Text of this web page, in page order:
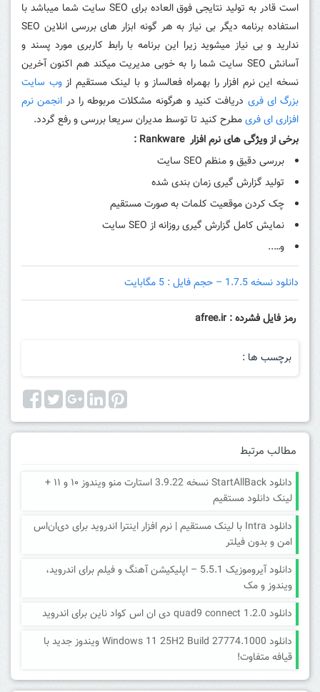
است قادر به تولید نتایجی فوق العاده برای SEO سایت شما میباشد با
استفاده برنامه دیگر بی نیاز به هر گونه ابزار های بررسی انلاین SEO
ندارید و بی نیاز میشوید زیرا این برنامه با رابط کاربری مورد پسند و
آسانش SEO سایت شما را به خوبی مدیریت میکند هم اکنون آخرین
نسخه این نرم افزار را بهمراه فعالساز و با لینک مستقیم ازوب سایت
بزرگ ای فری دریافت کنید و هرگونه مشکلات مربوطه را در انجمن نرم
افزاری ای فریمطرح کنید تا توسط مدیران سریعا بررسی و رفع گردد.
برخی از ویژگی های نرم افزار Rankware :
بررسی دقیق و منظم SEO سایت
تولید گزارش گیری زمان بندی شده
چک کردن موقعیت کلمات به صورت مستقیم
نمایش کامل گزارش گیری روزانه از SEO سایت
و…..
دانلود نسخه 1.7.5 – حجم فایل : 5 مگابایت
رمز فایل فشرده : afree.ir
برچسب ها :
مطالب مرتبط
دانلود StartAllBack نسخه 3.9.22 استارت منو ویندوز ۱۰ و ۱۱ +
لینک دانلود مستقیم
دانلود Intra با لینک مستقیم | نرم افزار اینترا اندروید برای دی‌ان‌اس
امن و بدون فیلتر
دانلود آیروموزیک 5.5.1 – اپلیکیشن آهنگ و فیلم برای اندروید،
ویندوز و مک
دانلود quad9 connect 1.2.0 دی ان اس کواد ناین برای اندروید
دانلود Windows 11 25H2 Build 27774.1000 ویندوز جدید با
قیافه متفاوت!